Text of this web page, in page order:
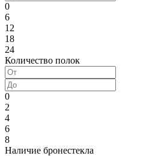
0
6
12
18
24
Количество полок
0
2
4
6
8
Наличие бронестекла